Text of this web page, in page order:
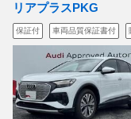
リアプラスPKG
保証付 車両品質保証書付